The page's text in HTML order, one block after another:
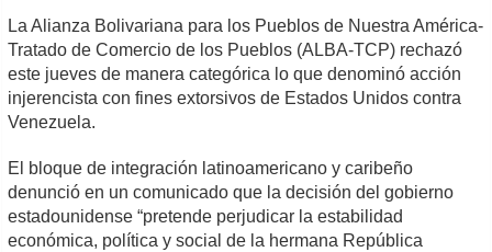
La Alianza Bolivariana para los Pueblos de Nuestra América-
Tratado de Comercio de los Pueblos (ALBA-TCP) rechazó
este jueves de manera categórica lo que denominó acción
injerencista con fines extorsivos de Estados Unidos contra
Venezuela.
El bloque de integración latinoamericano y caribeño
denunció en un comunicado que la decisión del gobierno
estadounidense “pretende perjudicar la estabilidad
económica, política y social de la hermana República